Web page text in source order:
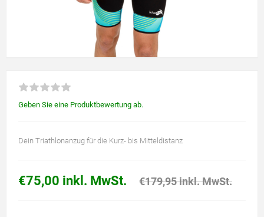
Geben Sie eine Produktbewertung ab.
Dein Triathlonanzug für die Kurz- bis Mitteldistanz
€75,00 inkl. MwSt. €179,95 inkl. MwSt.